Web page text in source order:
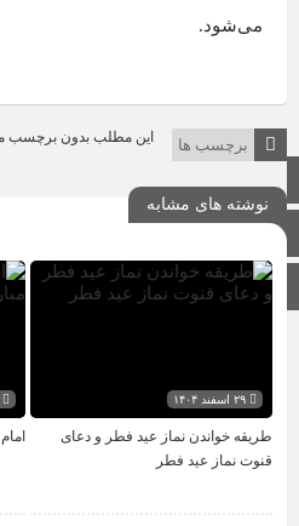
اینستاگرام
برو بالا
می‌شود.
برچسب ها این مطلب بدون برچسب
نوشته های مشابه
۲۹ اسفند ۱۴۰۴
طریقه خواندن نماز عید فطر و دعای
قنوت نماز عید فطر